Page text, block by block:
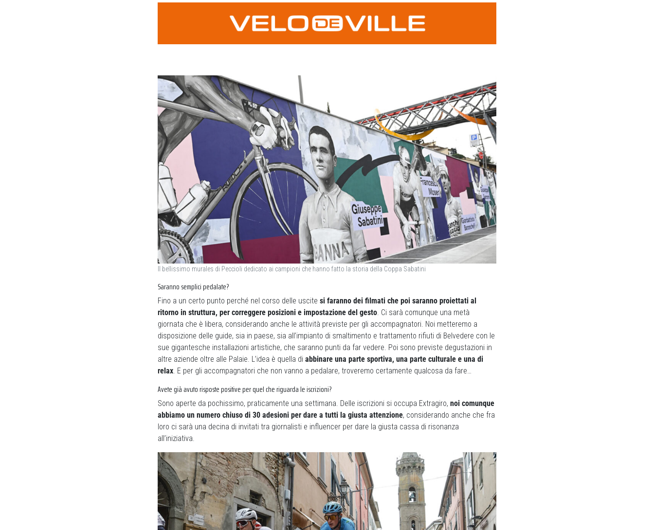
Il bellissimo murales di Peccioli dedicato ai campioni che hanno fatto la storia della Coppa Sabatini
Saranno semplici pedalate?
Fino a un certo punto perché nel corso delle uscite si faranno dei filmati che poi saranno proiettati al
ritorno in struttura, per correggere posizioni e impostazione del gesto. Ci sarà comunque una metà
giornata che è libera, considerando anche le attività previste per gli accompagnatori. Noi metteremo a
disposizione delle guide, sia in paese, sia all’impianto di smaltimento e trattamento rifiuti di Belvedere con le
sue gigantesche installazioni artistiche, che saranno punti da far vedere. Poi sono previste degustazioni in
altre aziende oltre alle Palaie. L’idea è quella di abbinare una parte sportiva, una parte culturale e una di
relax. E per gli accompagnatori che non vanno a pedalare, troveremo certamente qualcosa da fare…
Avete già avuto risposte positive per quel che riguarda le iscrizioni?
Sono aperte da pochissimo, praticamente una settimana. Delle iscrizioni si occupa Extragiro, noi comunque
abbiamo un numero chiuso di 30 adesioni per dare a tutti la giusta attenzione, considerando anche che fra
loro ci sarà una decina di invitati tra giornalisti e influencer per dare la giusta cassa di risonanza
all’iniziativa.